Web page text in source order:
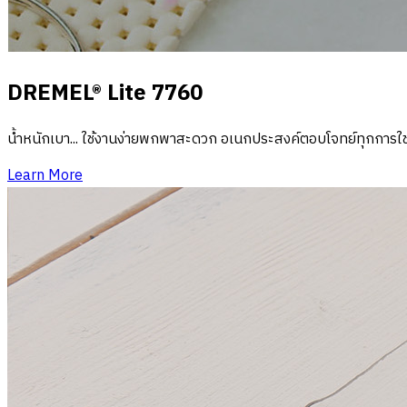
DREMEL® Lite 7760
น้ำหนักเบา... ใช้งานง่ายพกพาสะดวก อเนกประสงค์ตอบโจทย์ทุกการใ
Learn More